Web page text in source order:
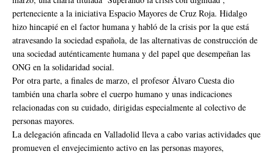
perteneciente a la iniciativa Espacio Mayores de Cruz Roja. Hidalgo
hizo hincapié en el factor humana y habló de la crisis por la que está
atravesando la sociedad española, de las alternativas de construcción de
una sociedad auténticamente humana y del papel que desempeñan las
ONG en la solidaridad social.
Por otra parte, a finales de marzo, el profesor Álvaro Cuesta dio
también una charla sobre el cuerpo humano y unas indicaciones
relacionadas con su cuidado, dirigidas especialmente al colectivo de
personas mayores.
La delegación afincada en Valladolid lleva a cabo varias actividades que
promueven el envejecimiento activo en las personas mayores,